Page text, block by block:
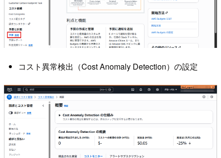
コスト異常検出（Cost Anomaly Detection）の設定